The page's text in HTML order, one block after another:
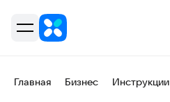
Главная Бизнес Инструкции